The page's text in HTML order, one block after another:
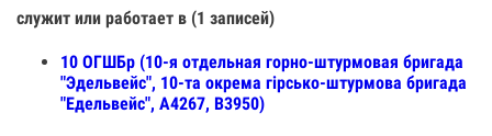
служит или работает в (1 записей)
10 ОГШБр (10-я отдельная горно-штурмовая бригада
"Эдельвейс", 10-та окрема гірсько-штурмова бригада
"Едельвейс", А4267, В3950)